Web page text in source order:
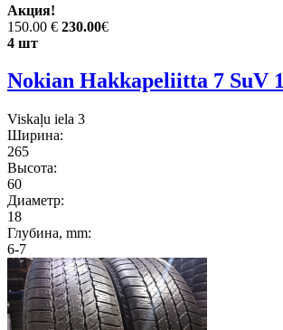
Акция!
150.00 € 230.00€
4 шт
Nokian Hakkapeliitta 7 SuV
Viskaļu iela 3
Ширина:
265
Высота:
60
Диаметр:
18
Глубина, mm:
6-7